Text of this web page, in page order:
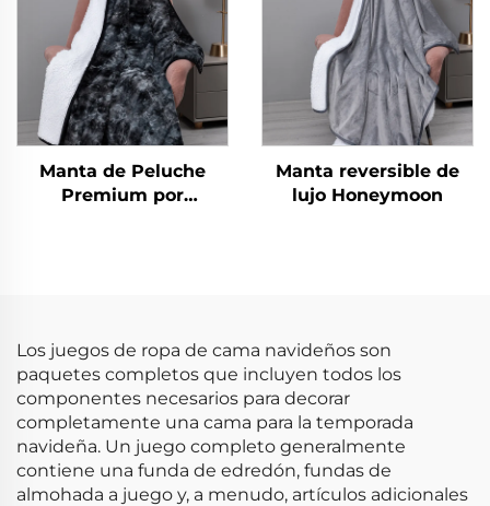
Manta de Peluche
Premium por
Todas las Temporadas
Manta reversible de
lujo Honeymoon
Los juegos de ropa de cama navideños son
paquetes completos que incluyen todos los
componentes necesarios para decorar
completamente una cama para la temporada
navideña. Un juego completo generalmente
contiene una funda de edredón, fundas de
almohada a juego y, a menudo, artículos adicionales